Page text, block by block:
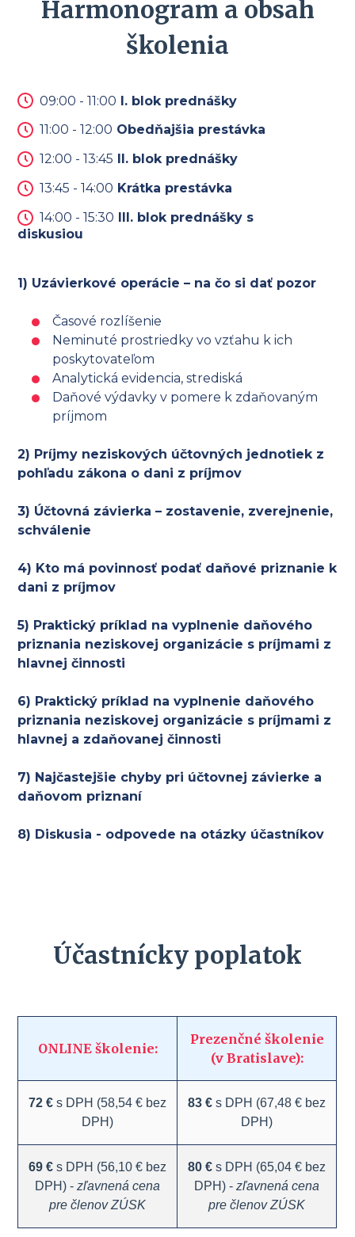
Harmonogram a obsah
školenia
09:00 - 11:00 I. blok prednášky
11:00 - 12:00 Obedňajšia prestávka
12:00 - 13:45 II. blok prednášky
13:45 - 14:00 Krátka prestávka
14:00 - 15:30 III. blok prednášky s
diskusiou
1) Uzávierkové operácie – na čo si dať pozor
Časové rozlíšenie
Neminuté prostriedky vo vzťahu k ich
poskytovateľom
Analytická evidencia, strediská
Daňové výdavky v pomere k zdaňovaným
príjmom
2) Príjmy neziskových účtovných jednotiek z
pohľadu zákona o dani z príjmov
3) Účtovná závierka – zostavenie, zverejnenie,
schválenie
4) Kto má povinnosť podať daňové priznanie k
dani z príjmov
5) Praktický príklad na vyplnenie daňového
priznania neziskovej organizácie s príjmami z
hlavnej činnosti
6) Praktický príklad na vyplnenie daňového
priznania neziskovej organizácie s príjmami z
hlavnej a zdaňovanej činnosti
7) Najčastejšie chyby pri účtovnej závierke a
daňovom priznaní
8) Diskusia - odpovede na otázky účastníkov
Účastnícky poplatok
ONLINE školenie:
Prezenčné školenie
(v Bratislave):
72 €s DPH (58,54 € bez
DPH)
83 € s DPH (67,48 € bez
DPH)
69 €s DPH (56,10 € bez
DPH) -zľavnená cena
pre členov ZÚSK
80 € s DPH (65,04 € bez
DPH) -zľavnená cena
pre členov ZÚSK